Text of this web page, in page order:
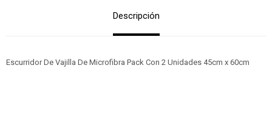
Descripción
Escurridor De Vajilla De Microfibra Pack Con 2 Unidades 45cm x 60cm